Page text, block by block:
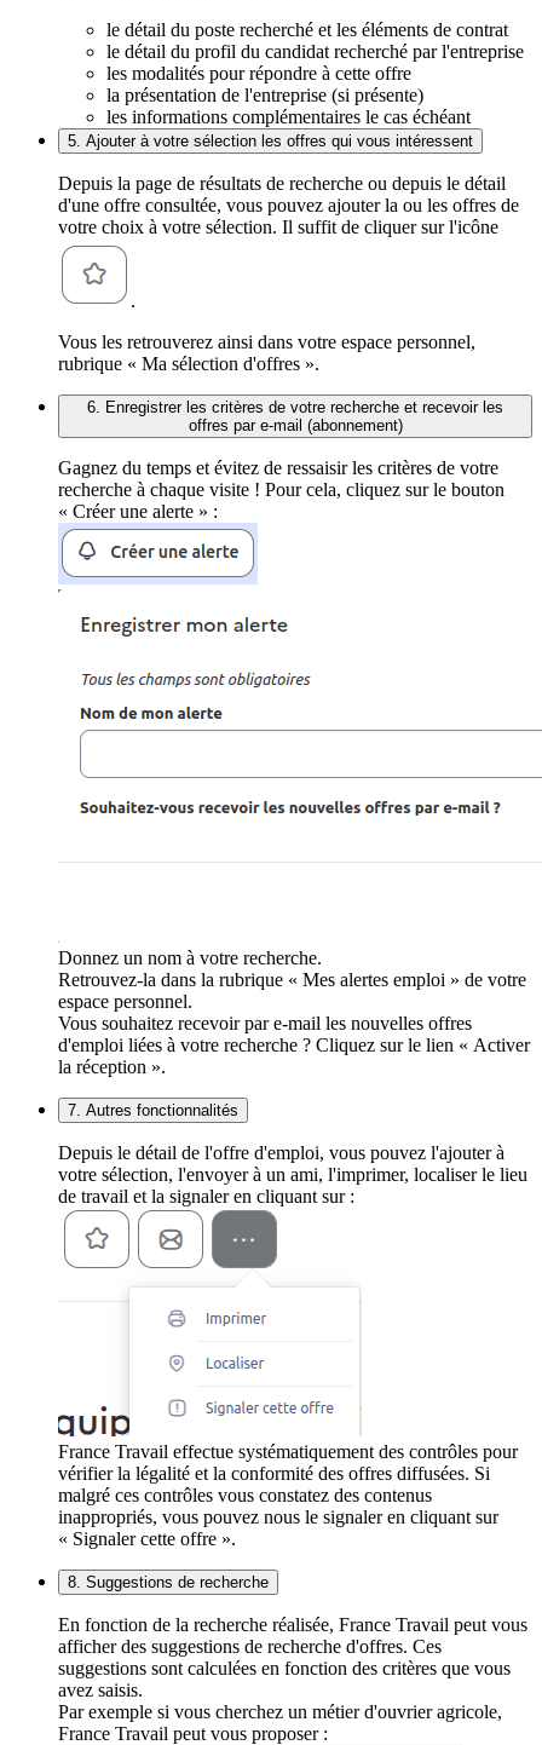
le détail du poste recherché et les éléments de contrat
le détail du profil du candidat recherché par l'entreprise
les modalités pour répondre à cette offre
la présentation de l'entreprise (si présente)
les informations complémentaires le cas échéant
5. Ajouter à votre sélection les offres qui vous intéressent
Depuis la page de résultats de recherche ou depuis le détail
d'une offre consultée, vous pouvez ajouter la ou les offres de
votre choix à votre sélection. Il suffit de cliquer sur l'icône
.
Vous les retrouverez ainsi dans votre espace personnel,
rubrique « Ma sélection d'offres ».
6. Enregistrer les critères de votre recherche et recevoir les
offres par e-mail (abonnement)
Gagnez du temps et évitez de ressaisir les critères de votre
recherche à chaque visite ! Pour cela, cliquez sur le bouton
« Créer une alerte » :
Donnez un nom à votre recherche.
Retrouvez-la dans la rubrique « Mes alertes emploi » de votre
espace personnel.
Vous souhaitez recevoir par e-mail les nouvelles offres
d'emploi liées à votre recherche ? Cliquez sur le lien « Activer
la réception ».
7. Autres fonctionnalités
Depuis le détail de l'offre d'emploi, vous pouvez l'ajouter à
votre sélection, l'envoyer à un ami, l'imprimer, localiser le lieu
de travail et la signaler en cliquant sur :
France Travail effectue systématiquement des contrôles pour
vérifier la légalité et la conformité des offres diffusées. Si
malgré ces contrôles vous constatez des contenus
inappropriés, vous pouvez nous le signaler en cliquant sur
« Signaler cette offre ».
8. Suggestions de recherche
En fonction de la recherche réalisée, France Travail peut vous
afficher des suggestions de recherche d'offres. Ces
suggestions sont calculées en fonction des critères que vous
avez saisis.
Par exemple si vous cherchez un métier d'ouvrier agricole,
France Travail peut vous proposer :